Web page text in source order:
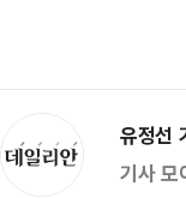
유정
기사 모